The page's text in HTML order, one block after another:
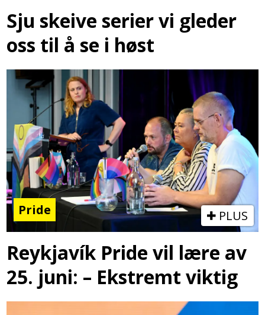
Sju skeive serier vi gleder
oss til å se i høst
Pride PLUS
Reykjavík Pride vil lære av
25. juni: – Ekstremt viktig